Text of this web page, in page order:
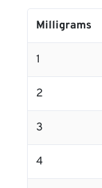
Milligrams
1
2
3
4